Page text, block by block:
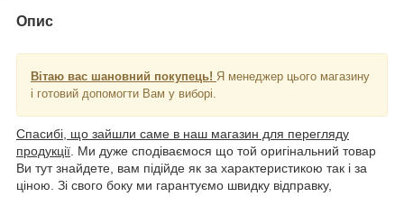
Опис
Вітаю вас шановний покупець! Я менеджер цього магазину
і готовий допомогти Вам у виборі.
Спасибі, що зайшли саме в наш магазин для перегляду
продукції . Ми дуже сподіваємося що той оригінальний товар
Ви тут знайдете, вам підійде як за характеристикою так і за
ціною. Зі свого боку ми гарантуємо швидку відправку,